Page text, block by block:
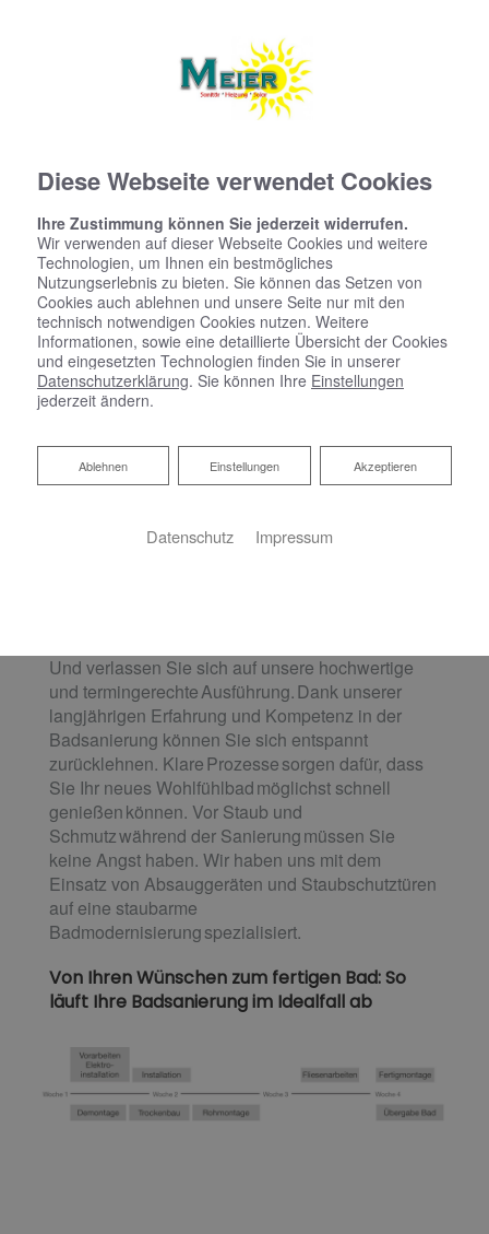
Badsanierung:
Das Bad Ihrer Träume. Wir machen es
wahr.
vor? Eine luxuriöse Wellness-Oase, ein
praktisches Familienbad, ein
Ihnen machen wir Ihre individuellen Wünsche und
Und verlassen Sie sich auf unsere hochwertige
und termingerechte Ausführung. Dank unserer
langjährigen Erfahrung und Kompetenz in der
Badsanierung können Sie sich entspannt
zurücklehnen. Klare Prozesse sorgen dafür, dass
Sie Ihr neues Wohlfühlbad möglichst schnell
genießen können. Vor Staub und
Schmutz während der Sanierung müssen Sie
keine Angst haben. Wir haben uns mit dem
Einsatz von Absauggeräten und Staubschutztüren
auf eine staubarme
Badmodernisierung spezialisiert.
Von Ihren Wünschen zum fertigen Bad: So
läuft Ihre Badsanierung im Idealfall ab
Diese Webseite verwendet Cookies
Ihre Zustimmung können Sie jederzeit widerrufen.
Wir verwenden auf dieser Webseite Cookies und weitere
Technologien, um Ihnen ein bestmögliches
Nutzungserlebnis zu bieten. Sie können das Setzen von
Cookies auch ablehnen und unsere Seite nur mit den
technisch notwendigen Cookies nutzen. Weitere
Informationen, sowie eine detaillierte Übersicht der Cookies
und eingesetzten Technologien finden Sie in unserer
Datenschutzerklärung. Sie können Ihre Einstellungen
jederzeit ändern.
Akzeptieren
Einstellungen
Ablehnen
Ablehnen
Datenschutz Impressum